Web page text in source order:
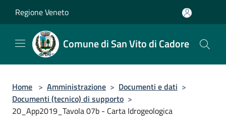
Regione Veneto
Comune di San Vito di Cadore
Home > Amministrazione > Documenti e dati >
Documenti (tecnico) di supporto >
20_App2019_Tavola 07b - Carta Idrogeologica